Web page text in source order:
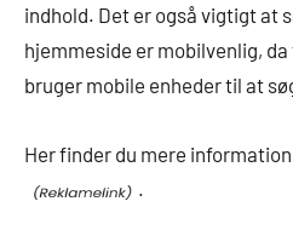
indhold. Det er også vigtigt at
hjemmeside er mobilvenlig,
bruger mobile enheder til at
Her finder du mere
.